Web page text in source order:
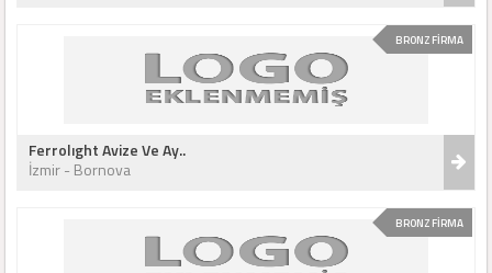
BRONZ FİRMA
Ferrolıght Avize Ve Ay..
İzmir - Bornova
BRONZ FİRMA